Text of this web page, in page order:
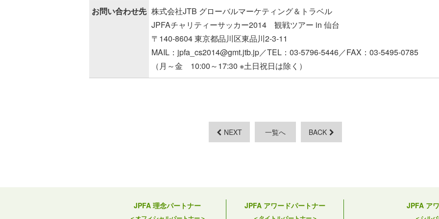
お問い合わせ先 株式会社JTB グローバルマーケティング＆トラベル
JPFAチャリティーサッカー2014 観戦ツアー in 仙台
〒140-8604 東京都品川区東品川2-3-11
MAIL：jpfa_cs2014@gmt.jtb.jp／TEL：03-5796-5446／FAX：03-5495-0785
（月～金 10:00～17:30 ※土日祝日は除く）
NEXT 一覧へ BACK
JPFA 理念パートナー JPFA アワードパートナー JPFA ア